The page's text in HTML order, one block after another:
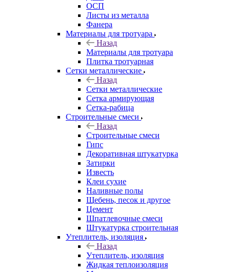
ОСП
Листы из металла
Фанера
Материалы для тротуара
Назад
Материалы для тротуара
Плитка тротуарная
Сетки металлические
Назад
Сетки металлические
Сетка армирующая
Сетка-рабица
Строительные смеси
Назад
Строительные смеси
Гипс
Декоративная штукатурка
Затирки
Известь
Клеи сухие
Наливные полы
Щебень, песок и другое
Цемент
Шпатлевочные смеси
Штукатурка строительная
Утеплитель, изоляция
Назад
Утеплитель, изоляция
Жидкая теплоизоляция